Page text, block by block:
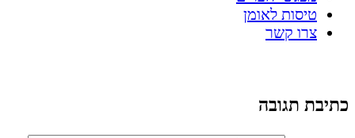
טיסות לאומן
צרו קשר
כתיבת תגובה